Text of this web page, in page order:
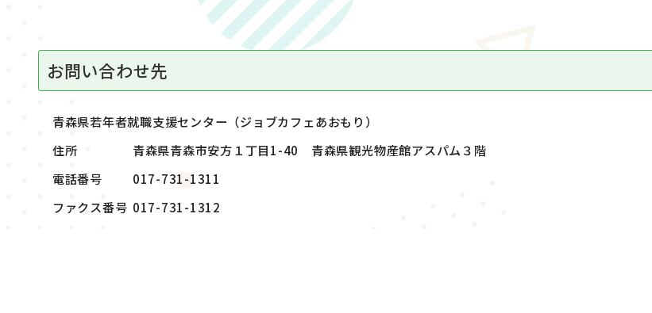
お問い合わせ先
青森県若年者就職支援センター（ジョブカフェあおもり）
住所
青森県青森市安方１丁目1-40 青森県観光物産館アスパム３階
電話番号
017-731-1311
ファクス番号 017-731-1312